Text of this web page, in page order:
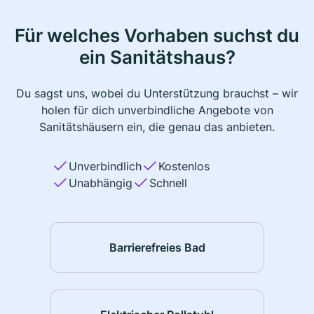
Für welches Vorhaben suchst du
ein Sanitätshaus?
Du sagst uns, wobei du Unterstützung brauchst – wir
holen für dich unverbindliche Angebote von
Sanitätshäusern ein, die genau das anbieten.
Unverbindlich
Kostenlos
Unabhängig
Schnell
Barrierefreies Bad